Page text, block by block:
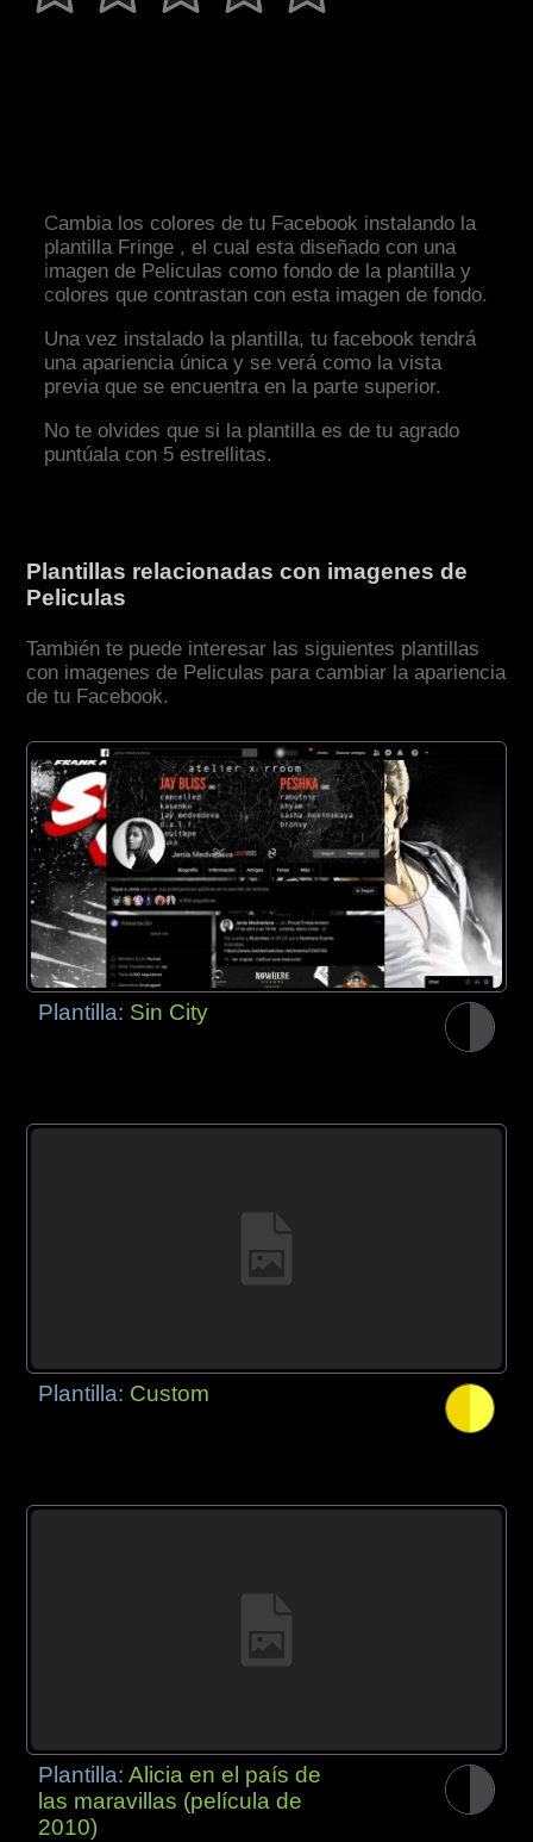
Cambia los colores de tu Facebook instalando la
plantilla Fringe , el cual esta diseñado con una
imagen de Peliculas como fondo de la plantilla y
colores que contrastan con esta imagen de fondo.
Una vez instalado la plantilla, tu facebook tendrá
una apariencia única y se verá como la vista
previa que se encuentra en la parte superior.
No te olvides que si la plantilla es de tu agrado
puntúala con 5 estrellitas.
Plantillas relacionadas con imagenes de
Peliculas
También te puede interesar las siguientes plantillas
con imagenes de Peliculas para cambiar la apariencia
de tu Facebook.
Plantilla: Sin City
Plantilla: Custom
Plantilla:Alicia en el país de
las maravillas (película de
2010)